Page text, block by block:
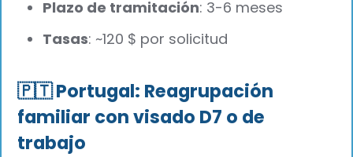
Plazo de tramitación: 3-6 meses
Tasas: ~120 $ por solicitud
🇵🇹 Portugal: Reagrupación
familiar con visado D7 o de
trabajo